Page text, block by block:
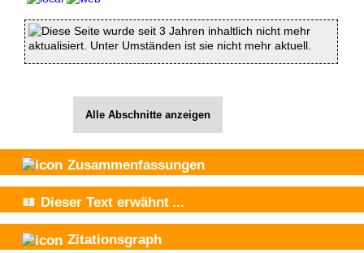
Diese Seite wurde seit 3 Jahren inhaltlich nicht mehr
aktualisiert. Unter Umständen ist sie nicht mehr aktuell.
Alle Abschnitte anzeigen
Zusammenfassungen
Dieser Text erwähnt ...
Zitationsgraph